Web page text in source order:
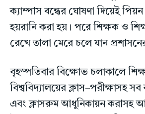
ক্যাম্পাস বন্ধের ঘোষণা দিয়েই পিয়ন
হয়রানি করা হয়। পরে শিক্ষক ও
রেখে তালা মেরে চলে যান
বৃহস্পতিবার বিক্ষোভ চলাকালে
বিশ্ববিদ্যালয়ের ক্লাস–পরীক্ষাসহ সব
এবং ক্লাসরুম আধুনিকায়ন করাসহ